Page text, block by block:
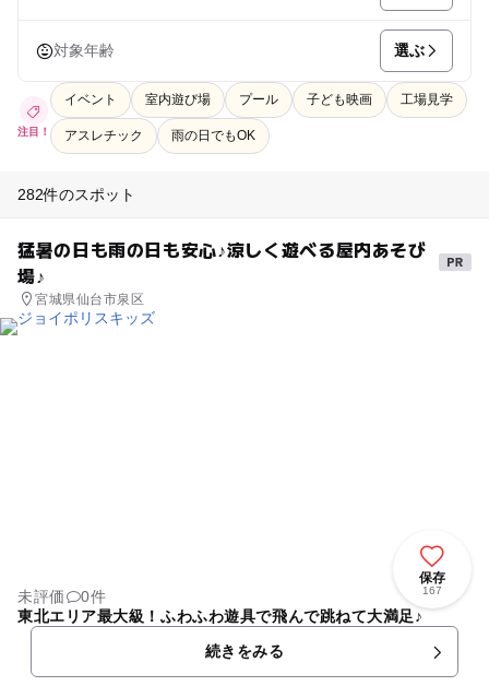
対象年齢 選ぶ
注目！
イベント 室内遊び場 プール 子ども映画 工場見学
アスレチック 雨の日でもOK
282件のスポット
猛暑の日も雨の日も安心♪涼しく遊べる屋内あそび
場♪
宮城県仙台市泉区
保存
167
未評価
0件
東北エリア最大級！ふわふわ遊具で飛んで跳ねて大満足♪
続きをみる